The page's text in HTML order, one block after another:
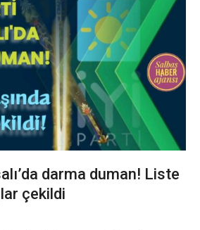
darma duman! Liste
çekildi